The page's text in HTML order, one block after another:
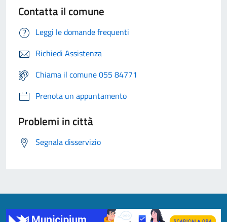
Contatta il comune
Leggi le domande frequenti
Richiedi Assistenza
Chiama il comune 055 84771
Prenota un appuntamento
Problemi in città
Segnala disservizio